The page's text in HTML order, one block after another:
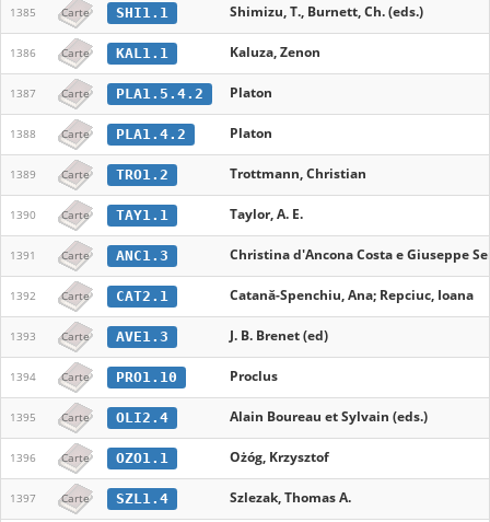
1385 Carte SHI1.1 Shimizu, T., Burnett, Ch. (eds.)
1386 Carte KAL1.1 Kaluza, Zenon
1387 Carte PLA1.5.4.2 Platon
1388 Carte PLA1.4.2 Platon
1389 Carte TRO1.2 Trottmann, Christian
1390 Carte TAY1.1 Taylor, A. E.
1391 Carte ANC1.3 Christina d'Ancona Costa e Giuseppe
1392 Carte CAT2.1 Catană-Spenchiu, Ana; Repciuc, Ioana
1393 Carte AVE1.3 J. B. Brenet (ed)
1394 Carte PRO1.10 Proclus
1395 Carte OLI2.4 Alain Boureau et Sylvain (eds.)
1396 Carte OZO1.1 Ożóg, Krzysztof
1397 Carte SZL1.4 Szlezak, Thomas A.